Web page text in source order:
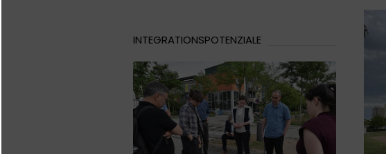
INTEGRATIONSPOTENZIALE